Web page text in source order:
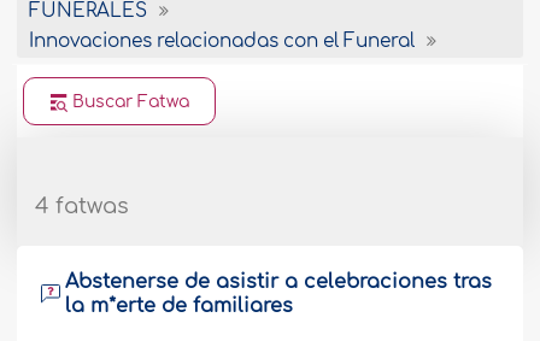
FUNERALES
Innovaciones relacionadas con el Funeral
Buscar Fatwa
4 fatwas
Abstenerse de asistir a celebraciones tras
la m*erte de familiares